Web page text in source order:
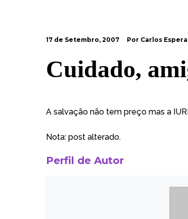
17 de Setembro, 2007 Por Carlos
Cuidado,
A salvação não tem preço mas a
Nota: post alterado.
Perfil de Autor